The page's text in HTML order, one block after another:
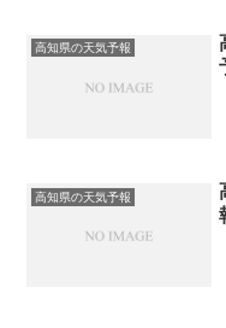
高知県の天気予報
高知県の天気予報